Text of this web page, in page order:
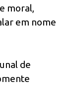
moral,
em nome
de